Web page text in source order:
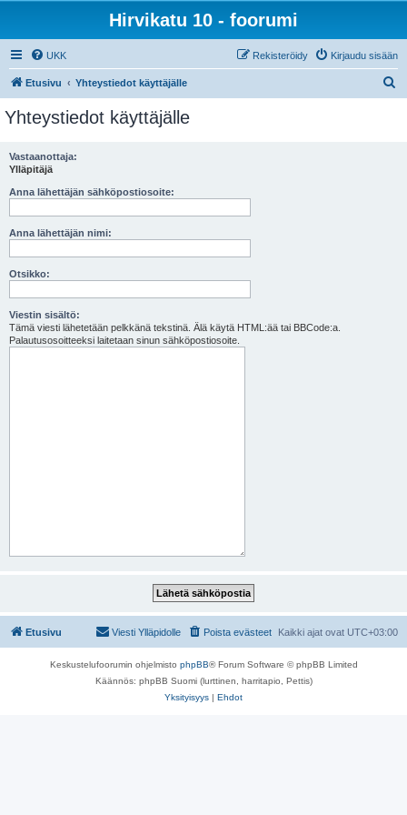
Hirvikatu 10 - foorumi
UKK Kirjaudu sisään
Rekisteröidy
Etusivu Yhteystiedot käyttäjälle
Yhteystiedot käyttäjälle
Vastaanottaja:
Ylläpitäjä
Anna lähettäjän sähköpostiosoite:
Anna lähettäjän nimi:
Otsikko:
Viestin sisältö:
Tämä viesti lähetetään pelkkänä tekstinä. Älä käytä HTML:ää tai BBCode:a.
Palautusosoitteeksi laitetaan sinun sähköpostiosoite.
Etusivu Kaikki ajat ovat UTC+03:00
Poista evästeet
Viesti Ylläpidolle
Keskustelufoorumin ohjelmisto phpBB® Forum Software © phpBB Limited
Käännös: phpBB Suomi (lurttinen, harritapio, Pettis)
Yksityisyys | Ehdot